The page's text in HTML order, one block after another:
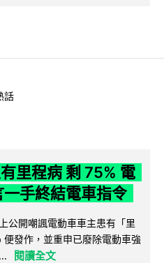
話
里程病 剩 75% 電
手終結電車指令
公開嘲諷電動車車主患有「里
發作，並重申已廢除電動車強
閱讀全文